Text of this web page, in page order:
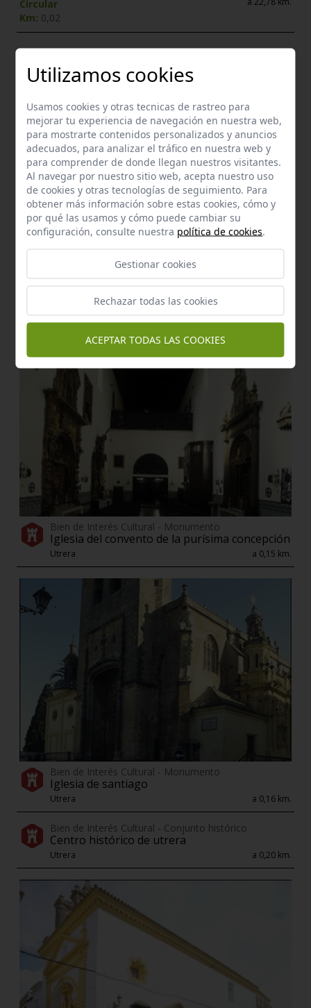
Circular
Km: 0,02
Iglesia de santa maría de la mesa
Bien de Interés Cultural - Monumento
Iglesia del convento de la purísima concepción
Utrera a 0,15 km.
Bien de Interés Cultural - Monumento
Iglesia de santiago
Utrera a 0,16 km.
Bien de Interés Cultural - Conjunto histórico
Centro histórico de utrera
Utrera a 0,20 km.
Utilizamos cookies
Usamos cookies y otras tecnicas de rastreo para
mejorar tu experiencia de navegación en nuestra web,
para mostrarte contenidos personalizados y anuncios
adecuados, para analizar el tráfico en nuestra web y
para comprender de donde llegan nuestros visitantes.
Al navegar por nuestro sitio web, acepta nuestro uso
de cookies y otras tecnologías de seguimiento. Para
obtener más información sobre estas cookies, cómo y
por qué las usamos y cómo puede cambiar su
configuración, consulte nuestra política de cookies.
Gestionar cookies
Rechazar todas las cookies
ACEPTAR TODAS LAS COOKIES